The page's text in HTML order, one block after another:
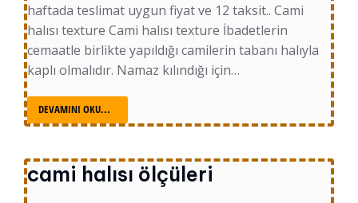
haftada teslimat uygun fiyat ve 12 taksit.. Cami
halısı texture Cami halısı texture İbadetlerin
cemaatle birlikte yapıldığı camilerin tabanı halıyla
kaplı olmalıdır. Namaz kılındığı için…
DEVAMINI OKU...
cami halısı ölçüleri